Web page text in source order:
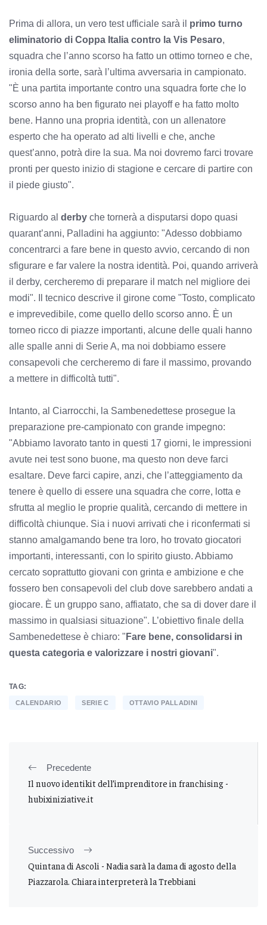
Prima di allora, un vero test ufficiale sarà il primo turno
eliminatorio di Coppa Italia contro la Vis Pesaro,
squadra che l’anno scorso ha fatto un ottimo torneo e che,
ironia della sorte, sarà l’ultima avversaria in campionato.
"È una partita importante contro una squadra forte che lo
scorso anno ha ben figurato nei playoff e ha fatto molto
bene. Hanno una propria identità, con un allenatore
esperto che ha operato ad alti livelli e che, anche
quest’anno, potrà dire la sua. Ma noi dovremo farci trovare
pronti per questo inizio di stagione e cercare di partire con
il piede giusto".
Riguardo al derby che tornerà a disputarsi dopo quasi
quarant’anni, Palladini ha aggiunto: "Adesso dobbiamo
concentrarci a fare bene in questo avvio, cercando di non
sfigurare e far valere la nostra identità. Poi, quando arriverà
il derby, cercheremo di preparare il match nel migliore dei
modi". Il tecnico descrive il girone come "Tosto, complicato
e imprevedibile, come quello dello scorso anno. È un
torneo ricco di piazze importanti, alcune delle quali hanno
alle spalle anni di Serie A, ma noi dobbiamo essere
consapevoli che cercheremo di fare il massimo, provando
a mettere in difficoltà tutti".
Intanto, al Ciarrocchi, la Sambenedettese prosegue la
preparazione pre-campionato con grande impegno:
"Abbiamo lavorato tanto in questi 17 giorni, le impressioni
avute nei test sono buone, ma questo non deve farci
esaltare. Deve farci capire, anzi, che l’atteggiamento da
tenere è quello di essere una squadra che corre, lotta e
sfrutta al meglio le proprie qualità, cercando di mettere in
difficoltà chiunque. Sia i nuovi arrivati che i riconfermati si
stanno amalgamando bene tra loro, ho trovato giocatori
importanti, interessanti, con lo spirito giusto. Abbiamo
cercato soprattutto giovani con grinta e ambizione e che
fossero ben consapevoli del club dove sarebbero andati a
giocare. È un gruppo sano, affiatato, che sa di dover dare il
massimo in qualsiasi situazione". L’obiettivo finale della
Sambenedettese è chiaro: " Fare bene, consolidarsi in
questa categoria e valorizzare i nostri giovani".
TAG:
CALENDARIO SERIE C OTTAVIO PALLADINI
Precedente
Il nuovo identikit dell’imprenditore in franchising -
hubixiniziative.it
Successivo
Quintana di Ascoli - Nadia sarà la dama di agosto della
Piazzarola. Chiara interpreterà la Trebbiani